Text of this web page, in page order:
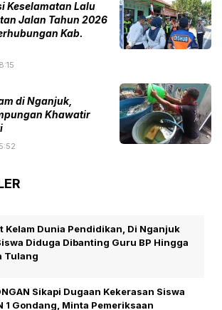
Keselamatan Lalu
Jalan Tahun 2026
Kab.
di Nganjuk,
Khawatir
Kelam Dunia Pendidikan, Di Nganjuk
Diduga Dibanting Guru BP Hingga
Tulang
Sikapi Dugaan Kekerasan Siswa
1 Gondang, Minta Pemeriksaan